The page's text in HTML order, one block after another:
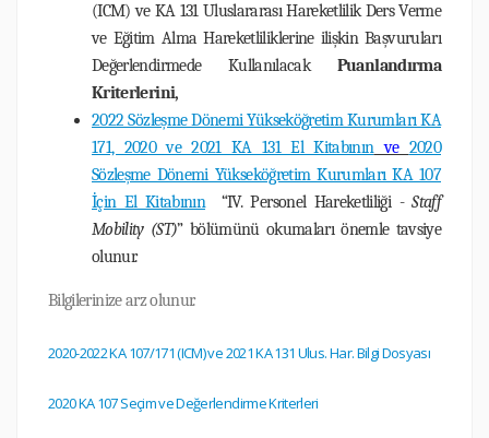
(ICM) ve KA 131 Uluslararası Hareketlilik Ders Verme
ve Eğitim Alma Hareketliliklerine ilişkin Başvuruları
Değerlendirmede Kullanılacak Puanlandırma
Kriterlerini,
2022 Sözleşme Dönemi Yükseköğretim Kurumları KA
171, 2020 ve 2021 KA 131 El Kitabınınve 2020
Sözleşme Dönemi Yükseköğretim Kurumları KA 107
İçin El Kitabının“IV. Personel Hareketliliği -Staff
Mobility (ST)” bölümünü okumaları önemle tavsiye
olunur.
Bilgilerinize arz olunur.
2020-2022 KA 107/171 (ICM) ve 2021 KA 131 Ulus. Har. Bilgi Dosyası
2020 KA 107 Seçim ve Değerlendirme Kriterleri